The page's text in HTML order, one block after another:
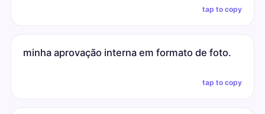
tap to copy
minha aprovação interna em formato de foto.
tap to copy